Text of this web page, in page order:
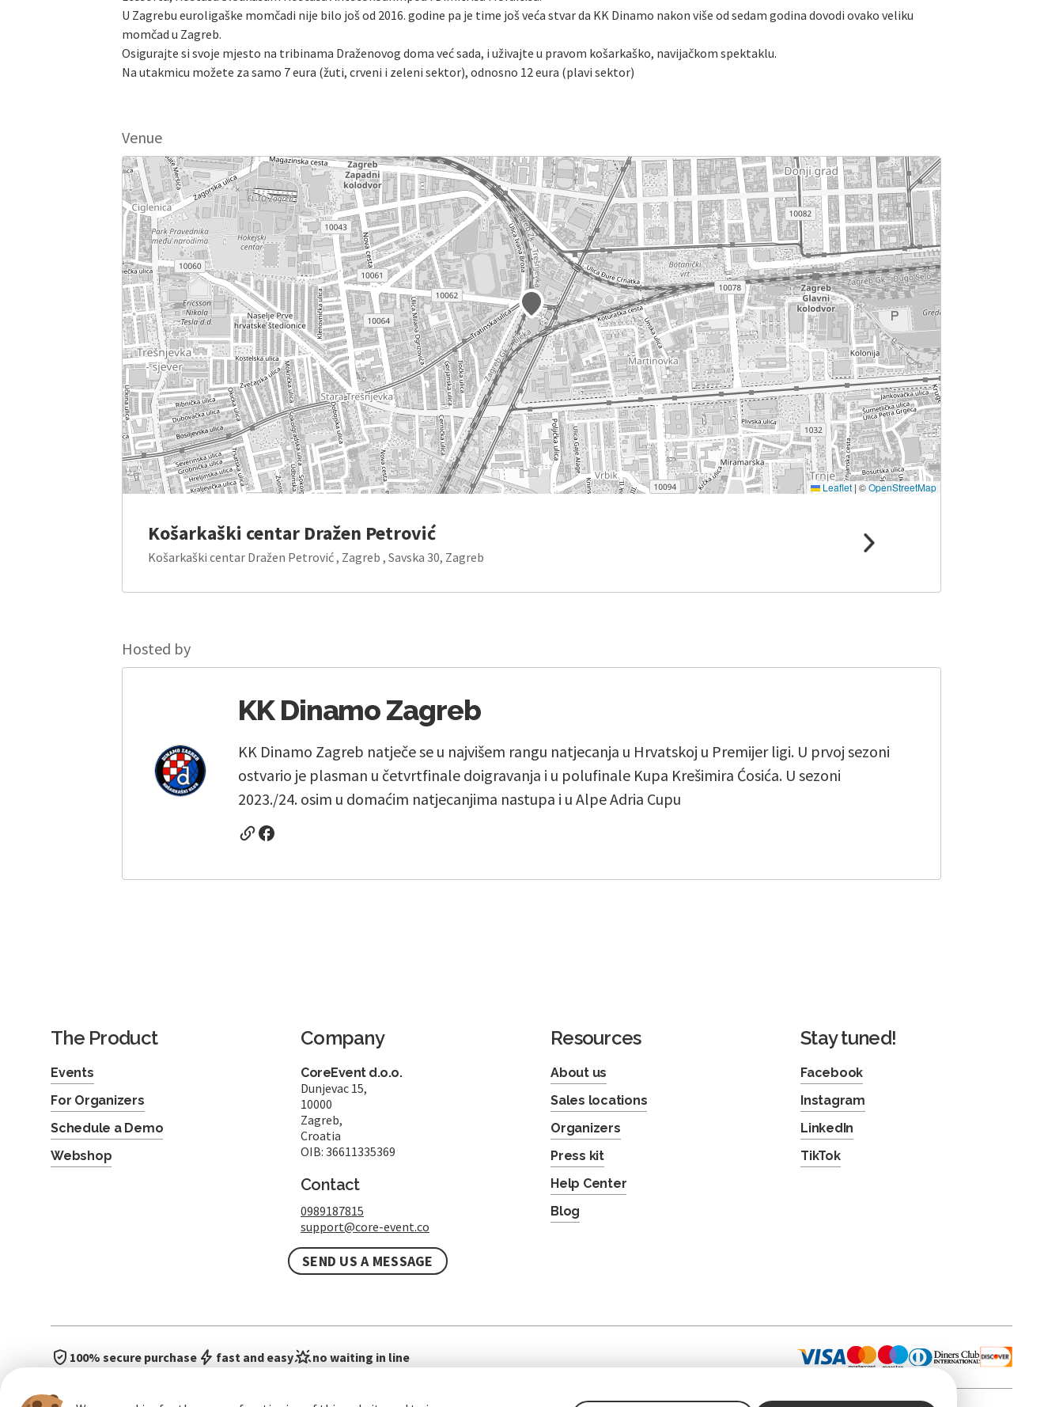
U Zagrebu euroligaške momčadi nije bilo još od 2016. godine pa je time još veća stvar da KK Dinamo nakon više od sedam godina dovodi ovako veliku
momčad u Zagreb.
Osigurajte si svoje mjesto na tribinama Draženovog doma već sada, i uživajte u pravom košarkaško, navijačkom spektaklu.
Na utakmicu možete za samo 7 eura (žuti, crveni i zeleni sektor), odnosno 12 eura (plavi sektor)
Venue
Leaflet | ©OpenStreetMap
Košarkaški centar Dražen Petrović
Košarkaški centar Dražen Petrović , Zagreb , Savska 30, Zagreb
Hosted by
KK Dinamo Zagreb
KK Dinamo Zagreb natječe se u najvišem rangu natjecanja u Hrvatskoj u Premijer ligi. U prvoj sezoni
ostvario je plasman u četvrtfinale doigravanja i u polufinale Kupa Krešimira Ćosića. U sezoni
2023./24. osim u domaćim natjecanjima nastupa i u Alpe Adria Cupu
The Product
Events
For Organizers
Schedule a Demo
Webshop
Company
CoreEvent d.o.o.
Dunjevac 15,
10000
Zagreb,
Croatia
OIB: 36611335369
Contact
0989187815
support@core-event.co
SEND US A MESSAGE
Resources
About us
Sales locations
Organizers
Press kit
Help Center
Blog
Stay tuned!
Facebook
Instagram
LinkedIn
TikTok
100% secure purchase fast and easy no waiting in line